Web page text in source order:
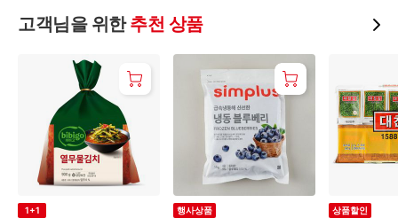
고객님을 위한추천 상품
1+1 행사상품 상품할인